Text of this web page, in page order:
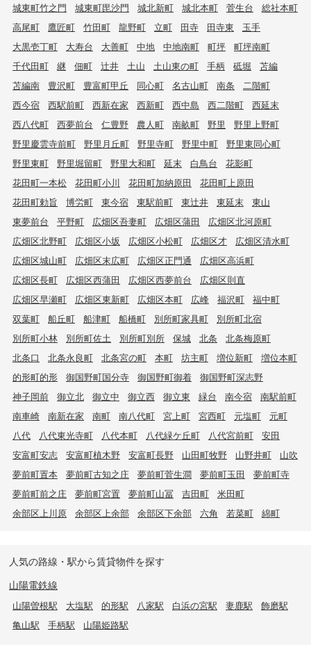
城東町竹之門
城東町毘沙門 城北新町 城北本町 菅生台
総社本町
高尾町
鷹匠町 竹田町 龍野町 立町 田寺 田寺東
玉手
大黒壱丁町
大寿台 大善町 中地 中地南町 町坪
町坪南町
千代田町
継 佃町 辻井 土山 土山東の町 手柄 砥堀
苫編
苫編南
豊沢町 豊富町甲丘 同心町 名古山町 南条
二階町
西今宿
西駅前町 西新在家 西新町 西中島 西二階町
西延末
西八代町
西夢前台 仁豊野 農人町 南畝町 野里
野里上野町
野里慶雲寺前町
野里月丘町 野里寺町 野里中町
野里東同心町
野里東町
野里堀留町 野里大和町 延末 白鳥台
花影町
花田町一本松
花田町小川 花田町加納原田
花田町上原田
花田町勅旨
博労町 東今宿 東駅前町 東辻井 東延末
東山
東夢前台
平野町 広畑区吾妻町 広畑区蒲田
広畑区北河原町
広畑区北野町
広畑区小坂 広畑区小松町 広畑区才
広畑区清水町
広畑区城山町
広畑区末広町 広畑区正門通
広畑区高浜町
広畑区長町
広畑区西蒲田 広畑区西夢前台
広畑区則直
広畑区早瀬町
広畑区東新町 広畑区本町 広峰 福沢町
福中町
双葉町
船丘町 船津町 船橋町 別所町家具町
別所町北宿
別所町小林
別所町佐土 別所町別所 保城 北条
北条梅原町
北条口
北条永良町 北条宮の町 本町 坊主町 増位新町
増位本町
的形町的形
御国野町国分寺 御国野町御着
御国野町深志野
神子岡前
御立北 御立中 御立西 御立東 緑台 南今宿
南駅前町
南車崎
南新在家 南町 南八代町 宮上町 宮西町 元塩町
元町
八代
八代東光寺町 八代本町 八代緑ケ丘町 八代宮前町
安田
安富町安志
安富町植木野 安富町長野 山田町牧野 山野井町
山吹
夢前町置本
夢前町古知之庄 夢前町菅生澗 夢前町玉田
夢前町寺
夢前町前之庄
夢前町宮置 夢前町山冨 吉田町
米田町
余部区上川原
余部区上余部 余部区下余部 六角 若菜町 綿町
人気の路線・駅から賃貸物件を探す
山陽電鉄線
山陽曽根駅 大塩駅 的形駅 八家駅 白浜の宮駅 妻鹿駅
飾磨駅
亀山駅
手柄駅 山陽姫路駅